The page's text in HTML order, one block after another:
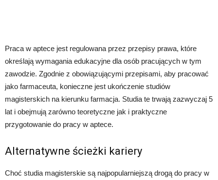
Praca w aptece jest regulowana przez przepisy prawa, które
określają wymagania edukacyjne dla osób pracujących w tym
zawodzie. Zgodnie z obowiązującymi przepisami, aby pracować
jako farmaceuta, konieczne jest ukończenie studiów
magisterskich na kierunku farmacja. Studia te trwają zazwyczaj 5
lat i obejmują zarówno teoretyczne jak i praktyczne
przygotowanie do pracy w aptece.
Alternatywne ścieżki kariery
Choć studia magisterskie są najpopularniejszą drogą do pracy w